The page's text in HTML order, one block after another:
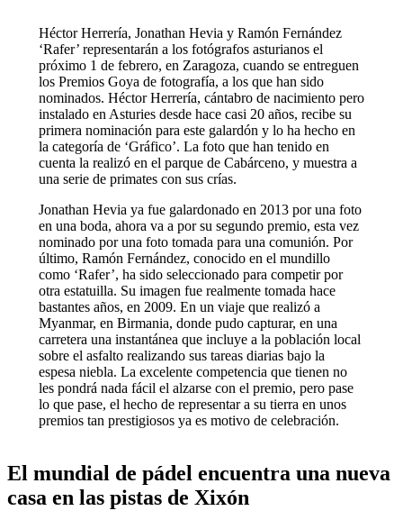
Héctor Herrería, Jonathan Hevia y Ramón Fernández
‘Rafer’ representarán a los fotógrafos asturianos el
próximo 1 de febrero, en Zaragoza, cuando se entreguen
los Premios Goya de fotografía, a los que han sido
nominados. Héctor Herrería, cántabro de nacimiento pero
instalado en Asturies desde hace casi 20 años, recibe su
primera nominación para este galardón y lo ha hecho en
la categoría de ‘Gráfico’. La foto que han tenido en
cuenta la realizó en el parque de Cabárceno, y muestra a
una serie de primates con sus crías.
Jonathan Hevia ya fue galardonado en 2013 por una foto
en una boda, ahora va a por su segundo premio, esta vez
nominado por una foto tomada para una comunión. Por
último, Ramón Fernández, conocido en el mundillo
como ‘Rafer’, ha sido seleccionado para competir por
otra estatuilla. Su imagen fue realmente tomada hace
bastantes años, en 2009. En un viaje que realizó a
Myanmar, en Birmania, donde pudo capturar, en una
carretera una instantánea que incluye a la población local
sobre el asfalto realizando sus tareas diarias bajo la
espesa niebla. La excelente competencia que tienen no
les pondrá nada fácil el alzarse con el premio, pero pase
lo que pase, el hecho de representar a su tierra en unos
premios tan prestigiosos ya es motivo de celebración.
El mundial de pádel encuentra una nueva
casa en las pistas de Xixón